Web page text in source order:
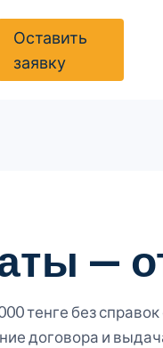
Оставить
заявку
—
тенге без
договора и